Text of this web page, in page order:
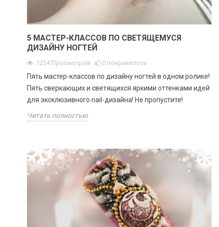
5 МАСТЕР-КЛАССОВ ПО СВЕТЯЩЕМУСЯ
ДИЗАЙНУ НОГТЕЙ
1224 Просмотров 0 понравилось
Пять мастер-классов по дизайну ногтей в одном ролике!
Пять сверкающих и светящихся яркими оттенками идей
для эксклюзивного nail-дизайна! Не пропустите!
Читать полностью